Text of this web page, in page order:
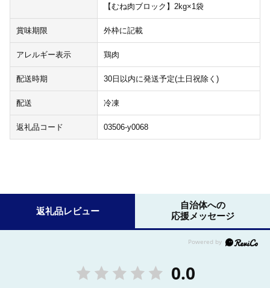
【むね肉ブロック】2kg×1袋
賞味期限 外枠に記載
アレルギー表示 鶏肉
配送時期 30日以内に発送予定(土日祝除く)
配送 冷凍
返礼品コード 03506-y0068
返礼品レビュー
自治体への
応援メッセージ
0.0